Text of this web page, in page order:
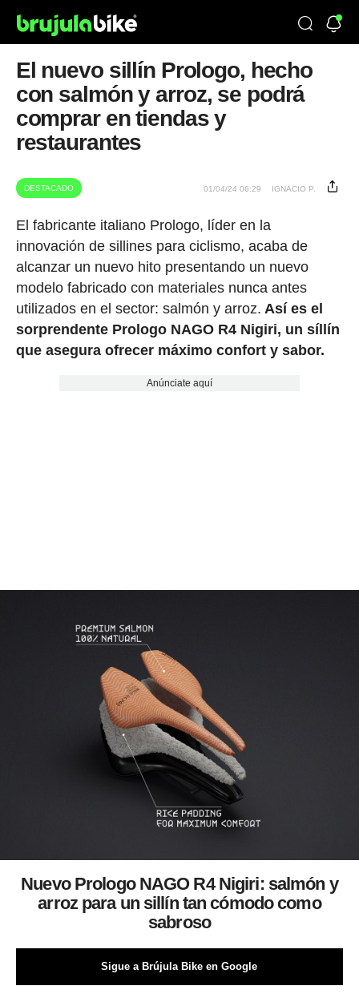
El nuevo sillín Prologo, hecho
con salmón y arroz, se podrá
comprar en tiendas y
restaurantes
DESTACADO 01/04/24 06:29 IGNACIO P.
El fabricante italiano Prologo, líder en la
innovación de sillines para ciclismo, acaba de
alcanzar un nuevo hito presentando un nuevo
modelo fabricado con materiales nunca antes
utilizados en el sector: salmón y arroz. Así es el
sorprendente Prologo NAGO R4 Nigiri, un síllín
que asegura ofrecer máximo confort y sabor.
Anúnciate aquí
Nuevo Prologo NAGO R4 Nigiri: salmón y
arroz para un sillín tan cómodo como
sabroso
Sigue a Brújula Bike en Google